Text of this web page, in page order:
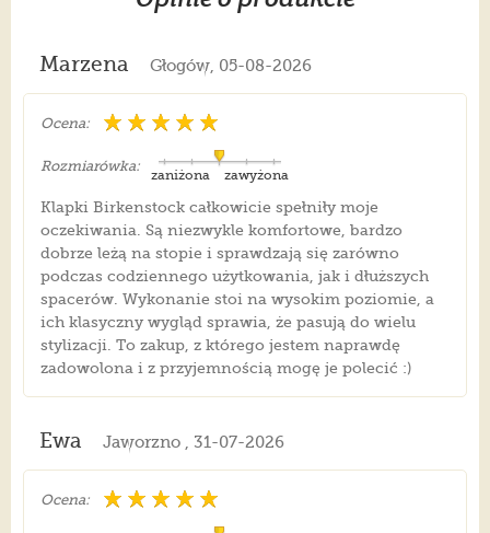
Marzena Głogów, 05-08-2026
Ocena:
Rozmiarówka:
zawyżona
zaniżona
Klapki Birkenstock całkowicie spełniły moje
oczekiwania. Są niezwykle komfortowe, bardzo
dobrze leżą na stopie i sprawdzają się zarówno
podczas codziennego użytkowania, jak i dłuższych
spacerów. Wykonanie stoi na wysokim poziomie, a
ich klasyczny wygląd sprawia, że pasują do wielu
stylizacji. To zakup, z którego jestem naprawdę
zadowolona i z przyjemnością mogę je polecić :)
Ewa Jaworzno , 31-07-2026
Ocena: